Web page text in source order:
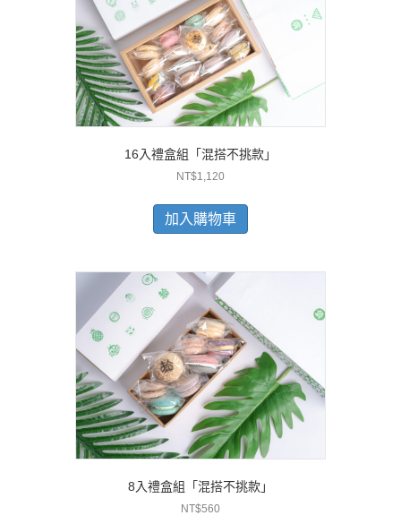
16入禮盒組「混搭不挑款」
NT$1,120
加入購物車
8入禮盒組「混搭不挑款」
NT$560